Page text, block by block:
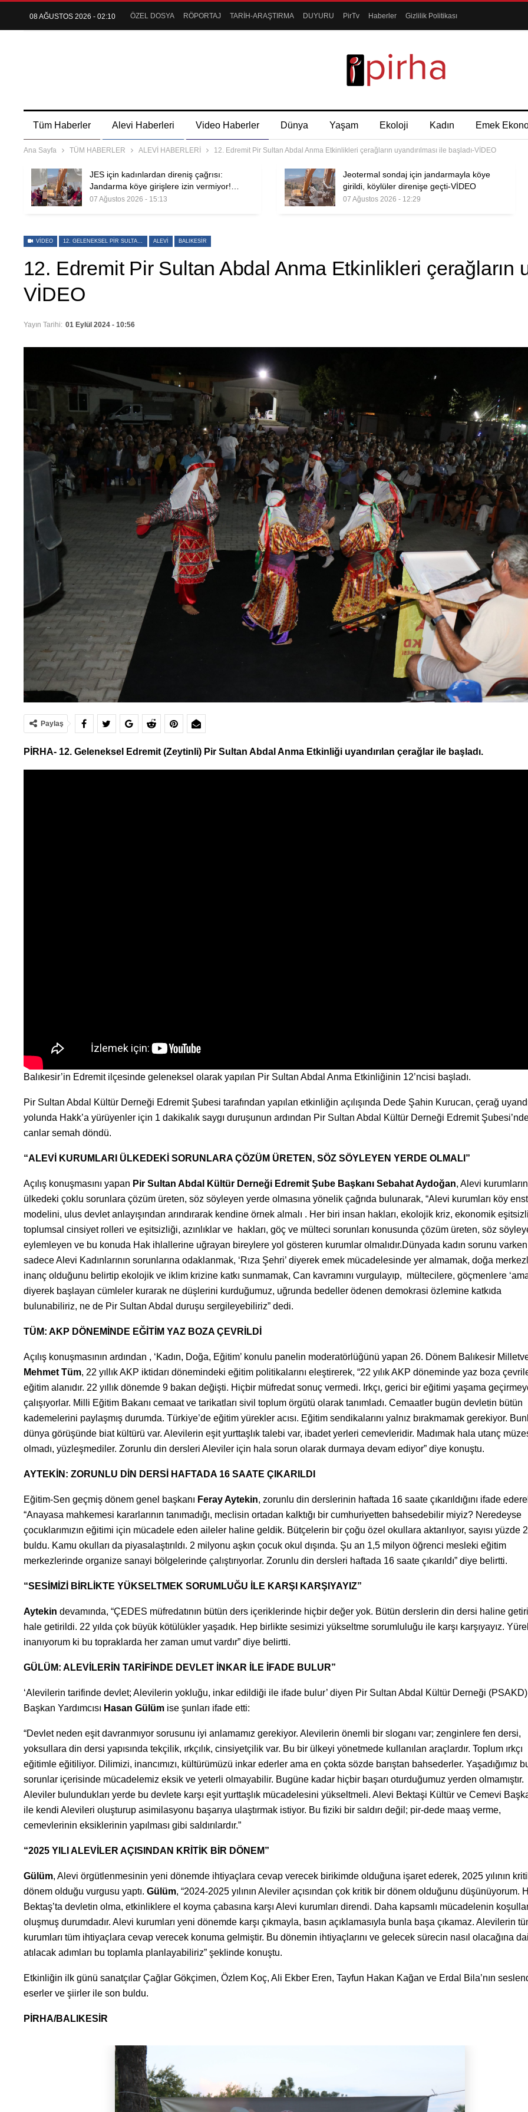
08 AĞUSTOS 2026 - 02:10 ÖZEL DOSYA RÖPORTAJ TARİH-ARAŞTIRMA DUYURU PirTv Haberler Gizlilik Politikası
Tüm Haberler Alevi Haberleri Video Haberler Dünya Yaşam Ekoloji Kadın Emek
Ana Sayfa TÜM HABERLER ALEVİ HABERLERİ 12. Edremit Pir Sultan Abdal Anma Etkinlikleri çerağların uyandırılması ile başladı-VİDEO
JES için kadınlardan direniş çağrısı:
Jandarma köye girişlere izin vermiyor!…
07 Ağustos 2026 - 15:13
Jeotermal sondaj için jandarmayla köye
girildi, köylüler direnişe geçti-VİDEO
07 Ağustos 2026 - 12:29
VIDEO 12. GELENEKSEL PIR SULTAN ABDAL ANMA ETKINLIĞI ALEVI BALIKESIR
12. Edremit Pir Sultan Abdal Anma Etkinlikleri çerağların
VİDEO
Yayın Tarihi: 01 Eylül 2024 - 10:56
Paylaş
PİRHA- 12. Geleneksel Edremit (Zeytinli) Pir Sultan Abdal Anma Etkinliği uyandırılan çerağlar ile başladı.
Balıkesir’in Edremit ilçesinde geleneksel olarak yapılan Pir Sultan Abdal Anma Etkinliğinin 12’ncisi başladı.
Pir Sultan Abdal Kültür Derneği Edremit Şubesi tarafından yapılan etkinliğin açılışında Dede Şahin Kurucan, çerağ
yolunda Hakk’a yürüyenler için 1 dakikalık saygı duruşunun ardından Pir Sultan Abdal Kültür Derneği Edremit
canlar semah döndü.
“ALEVİ KURUMLARI ÜLKEDEKİ SORUNLARA ÇÖZÜM ÜRETEN, SÖZ SÖYLEYEN YERDE OLMALI”
Açılış konuşmasını yapan Pir Sultan Abdal Kültür Derneği Edremit Şube Başkanı Sebahat Aydoğan, Alevi
ülkedeki çoklu sorunlara çözüm üreten, söz söyleyen yerde olmasına yönelik çağrıda bulunarak, “Alevi kurumları köy
modelini, ulus devlet anlayışından arındırarak kendine örnek almalı . Her biri insan hakları, ekolojik kriz, ekonomik
toplumsal cinsiyet rolleri ve eşitsizliği, azınlıklar ve hakları, göç ve mülteci sorunları konusunda çözüm üreten, söz
eylemleyen ve bu konuda Hak ihlallerine uğrayan bireylere yol gösteren kurumlar olmalıdır.Dünyada kadın sorunu varken
sadece Alevi Kadınlarının sorunlarına odaklanmak, ‘Rıza Şehri’ diyerek emek mücadelesinde yer almamak, doğa
inanç olduğunu belirtip ekolojik ve iklim krizine katkı sunmamak, Can kavramını vurgulayıp, mültecilere, göçmenlere
diyerek başlayan cümleler kurarak ne düşlerini kurduğumuz, uğrunda bedeller ödenen demokrasi özlemine katkıda
bulunabiliriz, ne de Pir Sultan Abdal duruşu sergileyebiliriz” dedi.
TÜM: AKP DÖNEMİNDE EĞİTİM YAZ BOZA ÇEVRİLDİ
Açılış konuşmasının ardından , ‘Kadın, Doğa, Eğitim’ konulu panelin moderatörlüğünü yapan 26. Dönem Balıkesir
Mehmet Tüm, 22 yıllık AKP iktidarı dönemindeki eğitim politikalarını eleştirerek, “22 yılık AKP döneminde yaz boza
eğitim alanıdır. 22 yıllık dönemde 9 bakan değişti. Hiçbir müfredat sonuç vermedi. Irkçı, gerici bir eğitimi yaşama
çalışıyorlar. Milli Eğitim Bakanı cemaat ve tarikatları sivil toplum örgütü olarak tanımladı. Cemaatler bugün devletin bütün
kademelerini paylaşmış durumda. Türkiye’de eğitim yürekler acısı. Eğitim sendikalarını yalnız bırakmamak gerekiyor.
dünya görüşünde biat kültürü var. Alevilerin eşit yurttaşlık talebi var, ibadet yerleri cemevleridir. Madımak hala utanç
olmadı, yüzleşmediler. Zorunlu din dersleri Aleviler için hala sorun olarak durmaya devam ediyor” diye konuştu.
AYTEKİN: ZORUNLU DİN DERSİ HAFTADA 16 SAATE ÇIKARILDI
Eğitim-Sen geçmiş dönem genel başkanı Feray Aytekin, zorunlu din derslerinin haftada 16 saate çıkarıldığını ifade
“Anayasa mahkemesi kararlarının tanımadığı, meclisin ortadan kalktığı bir cumhuriyetten bahsedebilir miyiz? Neredeyse
çocuklarımızın eğitimi için mücadele eden aileler haline geldik. Bütçelerin bir çoğu özel okullara aktarılıyor, sayısı yüzde
buldu. Kamu okulları da piyasalaştırıldı. 2 milyonu aşkın çocuk okul dışında. Şu an 1,5 milyon öğrenci mesleki eğitim
merkezlerinde organize sanayi bölgelerinde çalıştırıyorlar. Zorunlu din dersleri haftada 16 saate çıkarıldı” diye belirtti.
“SESİMİZİ BİRLİKTE YÜKSELTMEK SORUMLUĞU İLE KARŞI KARŞIYAYIZ”
Aytekin devamında, “ÇEDES müfredatının bütün ders içeriklerinde hiçbir değer yok. Bütün derslerin din dersi haline
hale getirildi. 22 yılda çok büyük kötülükler yaşadık. Hep birlikte sesimizi yükseltme sorumluluğu ile karşı karşıyayız.
inanıyorum ki bu topraklarda her zaman umut vardır” diye belirtti.
GÜLÜM: ALEVİLERİN TARİFİNDE DEVLET İNKAR İLE İFADE BULUR”
‘Alevilerin tarifinde devlet; Alevilerin yokluğu, inkar edildiği ile ifade bulur’ diyen Pir Sultan Abdal Kültür Derneği (PSAKD)
Başkan Yardımcısı Hasan Gülümise şunları ifade etti:
“Devlet neden eşit davranmıyor sorusunu iyi anlamamız gerekiyor. Alevilerin önemli bir sloganı var; zenginlere fen dersi,
yoksullara din dersi yapısında tekçilik, ırkçılık, cinsiyetçilik var. Bu bir ülkeyi yönetmede kullanılan araçlardır. Toplum ırkçı
eğitimle eğitiliyor. Dilimizi, inancımızı, kültürümüzü inkar ederler ama en çokta sözde barıştan bahsederler. Yaşadığımız
sorunlar içerisinde mücadelemiz eksik ve yeterli olmayabilir. Bugüne kadar hiçbir başarı oturduğumuz yerden olmamıştır.
Aleviler bulundukları yerde bu devlete karşı eşit yurttaşlık mücadelesini yükseltmeli. Alevi Bektaşi Kültür ve Cemevi
ile kendi Alevileri oluşturup asimilasyonu başarıya ulaştırmak istiyor. Bu fiziki bir saldırı değil; pir-dede maaş verme,
cemevlerinin eksiklerinin yapılması gibi saldırılardır.”
“2025 YILI ALEVİLER AÇISINDAN KRİTİK BİR DÖNEM”
Gülüm, Alevi örgütlenmesinin yeni dönemde ihtiyaçlara cevap verecek birikimde olduğuna işaret ederek, 2025 yılının
dönem olduğu vurgusu yaptı. Gülüm, “2024-2025 yılının Aleviler açısından çok kritik bir dönem olduğunu düşünüyorum.
Bektaş’ta devletin olma, etkinliklere el koyma çabasına karşı Alevi kurumları direndi. Daha kapsamlı mücadelenin
oluşmuş durumdadır. Alevi kurumları yeni dönemde karşı çıkmayla, basın açıklamasıyla bunla başa çıkamaz. Alevilerin
kurumları tüm ihtiyaçlara cevap verecek konuma gelmiştir. Bu dönemin ihtiyaçlarını ve gelecek sürecin nasıl olacağına
atılacak adımları bu toplamla planlayabiliriz” şeklinde konuştu.
Etkinliğin ilk günü sanatçılar Çağlar Gökçimen, Özlem Koç, Ali Ekber Eren, Tayfun Hakan Kağan ve Erdal Bila’nın
eserler ve şiirler ile son buldu.
PİRHA/BALIKESİR